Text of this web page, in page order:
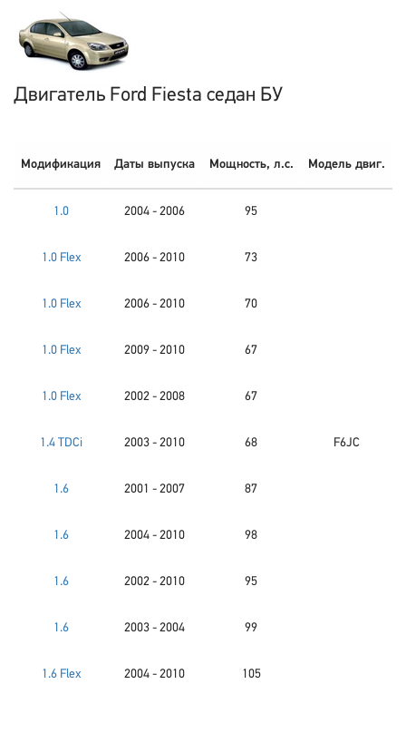
Двигатель Ford Fiesta седан БУ
Модификация Даты выпуска Мощность, л.с. Модель двиг.
1.0 2004 - 2006 95
1.0 Flex 2006 - 2010 73
1.0 Flex 2006 - 2010 70
1.0 Flex 2009 - 2010 67
1.0 Flex 2002 - 2008 67
1.4 TDCi 2003 - 2010 68 F6JC
1.6 2001 - 2007 87
1.6 2004 - 2010 98
1.6 2002 - 2010 95
1.6 2003 - 2004 99
1.6 Flex 2004 - 2010 105